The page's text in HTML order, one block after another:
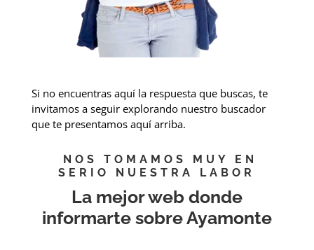
Si no encuentras aquí la respuesta que buscas, te
invitamos a seguir explorando nuestro buscador
que te presentamos aquí arriba.
NOS TOMAMOS MUY EN
SERIO NUESTRA LABOR
La mejor web donde
informarte sobre Ayamonte